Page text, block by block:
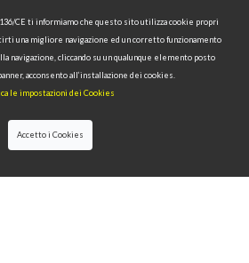
>CENTO>WALL HUNG
CE ti informiamo che questo sito utilizza cookie propri
una migliore navigazione ed un corretto funzionamento
navigazione, cliccando su un qualunque elemento posto
acconsento all’installazione dei cookies.
le impostazioni dei Cookies
Accetto i Cookies